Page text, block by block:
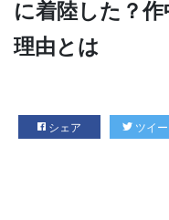
に着陸した？
理由とは
シェア ツイー